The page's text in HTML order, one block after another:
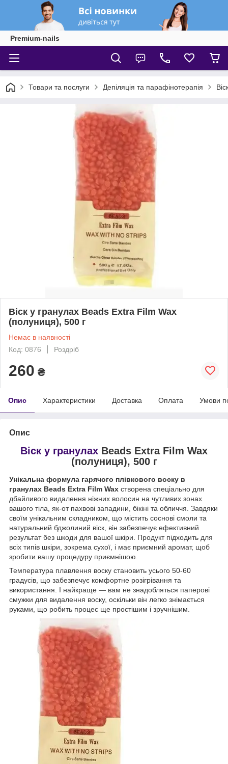
Premium-nails
Товари та послуги Депіляція та парафінотерапія
Віск у гранулах Beads Extra Film Wax
(полуниця), 500 г
Немає в наявності
Код: 0876
Роздріб
260 ₴
Опис Характеристики Доставка Оплата Умови
Опис
Віск у гранулах Beads Extra Film Wax
(полуниця), 500 г
Унікальна формула гарячого плівкового воску в
гранулах Beads Extra Film Wax створена спеціально для
дбайливого видалення ніжних волосин на чутливих зонах
вашого тіла, як-от пахвові западини, бікіні та обличчя. Завдяки
своїм унікальним складником, що містить соснові смоли та
натуральний бджолиний віск, він забезпечує ефективний
результат без шкоди для вашої шкіри. Продукт підходить для
всіх типів шкіри, зокрема сухої, і має приємний аромат, щоб
зробити вашу процедуру приємнішою.
Температура плавлення воску становить усього 50-60
градусів, що забезпечує комфортне розігрівання та
використання. І найкраще — вам не знадобляться паперові
смужки для видалення воску, оскільки він легко знімається
руками, що робить процес ще простішим і зручнішим.